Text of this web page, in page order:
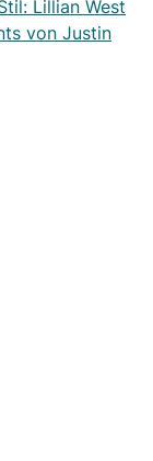
Lillian West
von Justin